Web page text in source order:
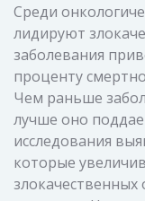
Среди
лидируют
заболевания
проценту
Чем раньше
лучше оно
исследования
которые